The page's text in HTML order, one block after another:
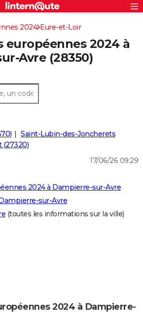
S'inscrire
Connexion
2024 Eure-et-Loir
européennes 2024 à
Avre (28350)
Saint-Lubin-des-Joncherets
(27320)
17/06/26 09:29
2024 à Dampierre-sur-Avre
sur-Avre
(toutes les informations sur la ville)
2024 à Dampierre-